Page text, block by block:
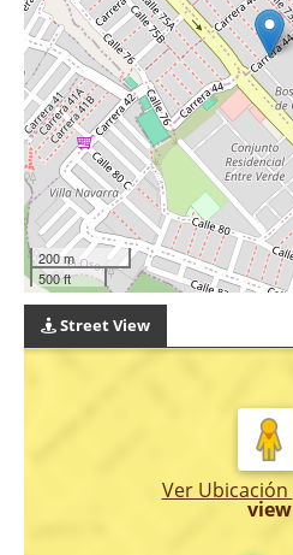
200 m
500 ft
Street View
Ver Ubicación
view